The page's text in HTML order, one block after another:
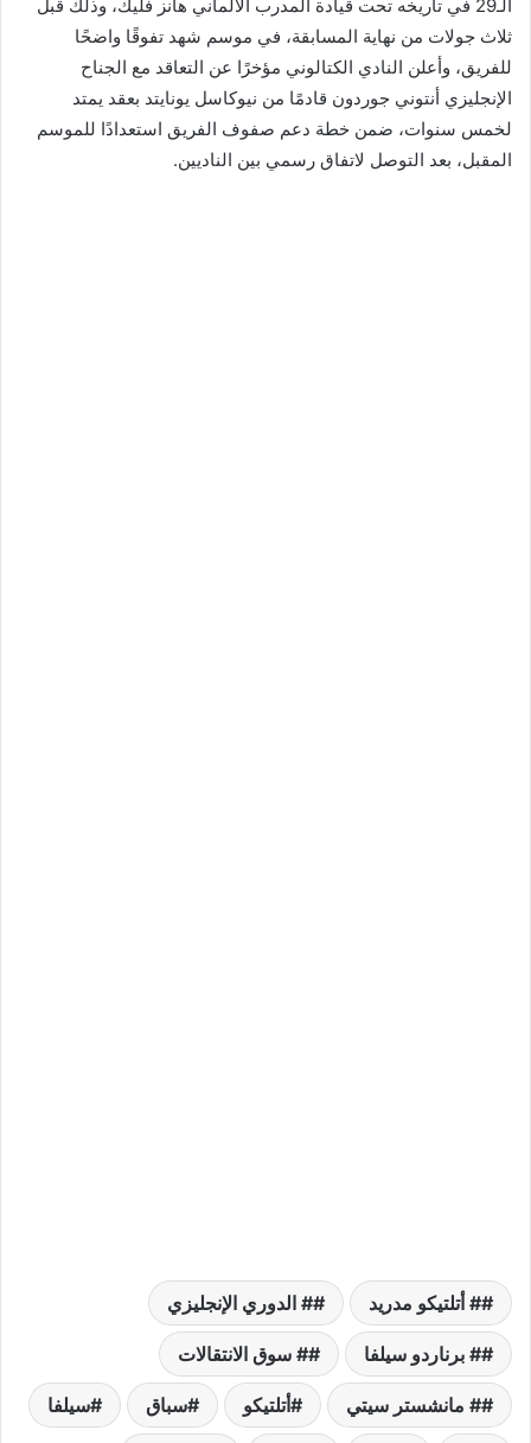
الـ29 في تاريخه تحت قيادة المدرب الألماني هانز فليك، وذلك قبل
ثلاث جولات من نهاية المسابقة، في موسم شهد تفوقًا واضحًا
للفريق، وأعلن النادي الكتالوني مؤخرًا عن التعاقد مع الجناح
الإنجليزي أنتوني جوردون قادمًا من نيوكاسل يونايتد بعقد يمتد
لخمس سنوات، ضمن خطة دعم صفوف الفريق استعدادًا للموسم
المقبل، بعد التوصل لاتفاق رسمي بين الناديين.
# أتلتيكو مدريد # الدوري الإنجليزي
# برناردو سيلفا # سوق الانتقالات
# مانشستر سيتي أتلتيكو سباق سيلفا